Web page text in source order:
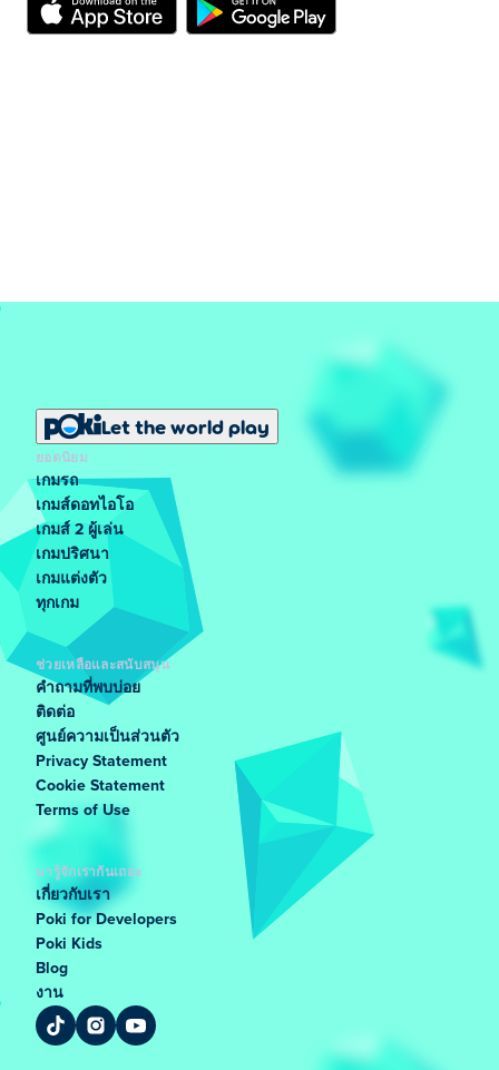
Let the world play
ยอดนิยม
เกมรถ
เกมส์ดอทไอโอ
เกมส์ 2 ผู้เล่น
เกมปริศนา
เกมแต่งตัว
ทุกเกม
ช่วยเหลือและสนับสนุน
คำถามที่พบบ่อย
ติดต่อ
ศูนย์ความเป็นส่วนตัว
Privacy Statement
Cookie Statement
Terms of Use
มารู้จักเรากันเถอะ
เกี่ยวกับเรา
Poki for Developers
Poki Kids
Blog
งาน